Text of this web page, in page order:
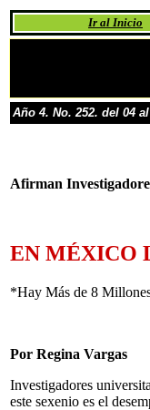
Ir al Inicio
Año 4. No. 252. del 04
Afirman
EN MÉXICO
*Hay Más de 8
Por Regina Vargas
Investigadores
este sexenio es el